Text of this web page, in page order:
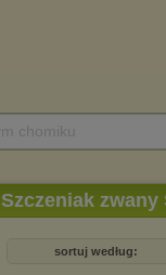
Szczeniak zwany
sortuj według: